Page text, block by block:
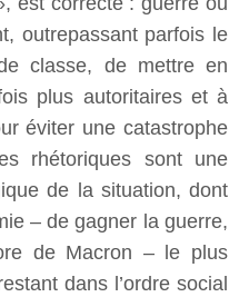
outrepassant parfois le
classe, de mettre en
plus autoritaires et à
éviter une catastrophe
rhétoriques sont une
de la situation, dont
– de gagner la guerre,
de Macron – le plus
dans l’ordre social